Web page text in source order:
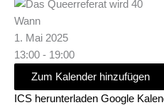
Wann
1. Mai 2025
13:00 - 19:00
Zum Kalender hinzufügen
ICS herunterladen Google